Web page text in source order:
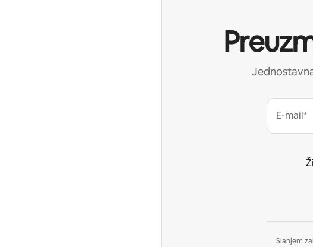
E-mail*
Slanjem